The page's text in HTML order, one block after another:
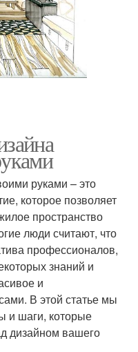
руками – это
которое позволяет
пространство
люди считают, что
профессионалов,
знаний и
и
В этой статье мы
и шаги, которые
дизайном вашего